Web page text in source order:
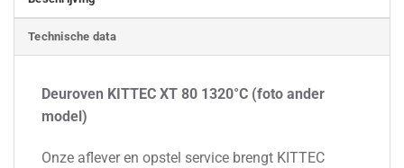
Technische data
Deuroven KITTEC XT 80 1320°C (foto ander
model)
Onze aflever en opstel service brengt KITTEC